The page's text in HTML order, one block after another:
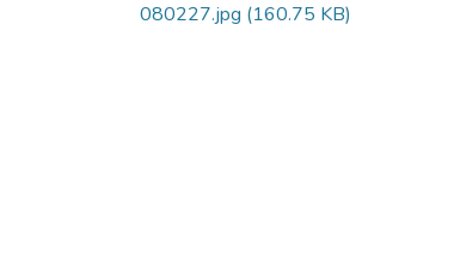
080227.jpg (160.75 KB)